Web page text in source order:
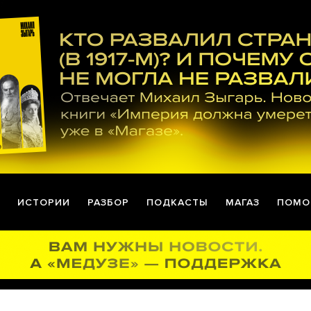
ИСТОРИИ РАЗБОР ПОДКАСТЫ МАГАЗ